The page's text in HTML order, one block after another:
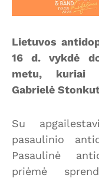
Lietuvos
16 d. vykdė
metu, kuriai
Gabrielė
Su
pasaulinio
Pasaulinė
priėmė